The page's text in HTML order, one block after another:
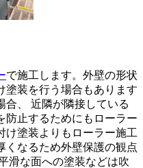
で施工します。外壁の形状
塗装を行う場合もあります
合、 近隣が隣接している
防止するためにもローラー
け塗装よりもローラー施工
くなるため外壁保護の観点
滑な面への塗装などは吹